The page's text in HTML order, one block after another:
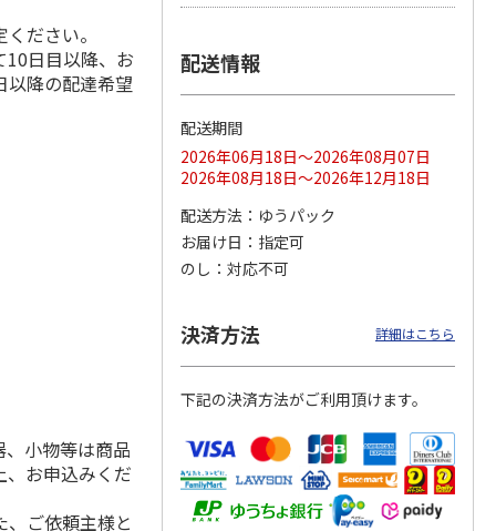
ドジャース 大谷翔
平 日本人最多53試
合連続出塁記念 シ
ル…
17,000円
(送料・税込)
谷翔平 2026 NL 3・
4月投手…
ださい。
日目以降、お
以降の配達希望
小物等は商品
お申込みくだ
ご依頼主様と
配送情報
配送期間
2026年06月18日～2026年08月07日
2026年08月18日～2026年12月18日
配送方法
ゆうパック
お届け日
指定可
のし
対応不可
決済方法 詳細はこちら
下記の決済方法がご利用頂けます。